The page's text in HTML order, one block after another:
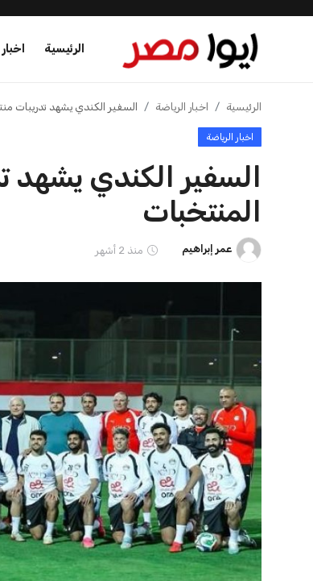
الرئيسية
اخبار مصر
عرب وعالم
اخبار الرياضة
فن وثقافة
علوم وتكنولوجيا
المرأة والجمال
محافظات
اخبار الرياضة
إنفانتينو يخطو نحو
عمر إبراهيم